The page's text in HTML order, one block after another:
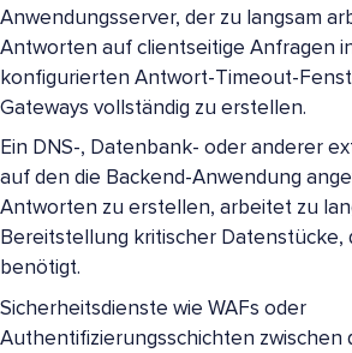
Anwendungsserver, der zu langsam
Antworten auf clientseitige Anfragen
konfigurierten Antwort-Timeout-
Gateways vollständig zu erstellen.
Ein DNS-, Datenbank- oder anderer
auf den die Backend-Anwendung
Antworten zu erstellen, arbeitet zu
Bereitstellung kritischer Datenstücke,
benötigt.
Sicherheitsdienste wie WAFs oder
Authentifizierungsschichten zwischen